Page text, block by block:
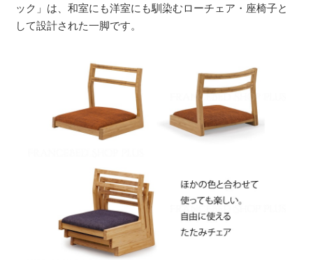
ック」は、和室にも洋室にも馴染むローチェア・座椅子と
して設計された一脚です。